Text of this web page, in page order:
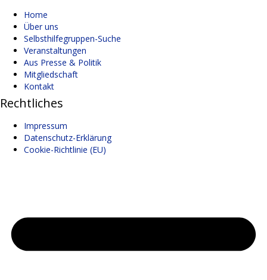
Home
Über uns
Selbsthilfegruppen-Suche
Veranstaltungen
Aus Presse & Politik
Mitgliedschaft
Kontakt
Rechtliches
Impressum
Datenschutz-Erklärung
Cookie-Richtlinie (EU)